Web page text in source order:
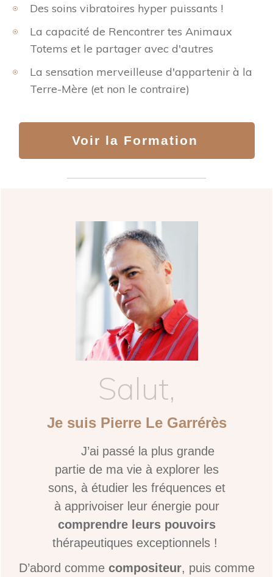
Des soins vibratoires hyper puissants !
La capacité de Rencontrer tes Animaux
Totems et le partager avec d'autres
La sensation merveilleuse d'appartenir à la
Terre-Mère (et non le contraire)
Voir la Formation
Salut,
Je suis Pierre Le Garrérès
J’ai passé la plus grande
partie de ma vie à explorer les
sons, à étudier les fréquences et
à apprivoiser leur énergie pour
comprendre leurs pouvoirs
thérapeutiques exceptionnels !
D’abord comme compositeur, puis comme